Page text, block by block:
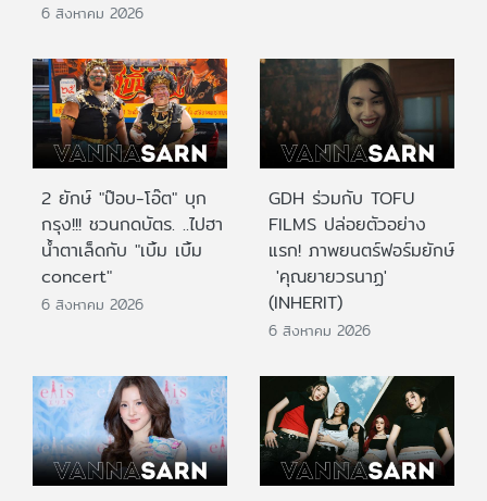
6 สิงหาคม 2026
2 ยักษ์ "ป๊อบ-โอ๊ต" บุก
กรุง!!! ชวนกดบัตร. ..ไปฮา
น้ำตาเล็ดกับ "เบิ้ม เบิ้ม
concert"
6 สิงหาคม 2026
GDH ร่วมกับ TOFU
FILMS ปล่อยตัวอย่าง
แรก! ภาพยนตร์ฟอร์มยักษ์
'คุณยายวรนาฏ'
(INHERIT)
6 สิงหาคม 2026